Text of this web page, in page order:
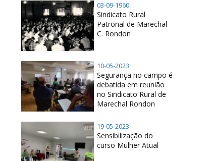
03-09-1960
Sindicato Rural
Patronal de Marechal
C. Rondon
10-05-2023
Segurança no campo é
debatida em reunião
no Sindicato Rural de
Marechal Rondon
19-05-2023
Sensibilização do
curso Mulher Atual